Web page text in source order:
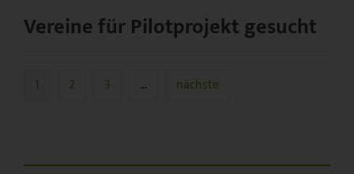
Vereine für Pilotprojekt gesucht
1 2 3 … nächste